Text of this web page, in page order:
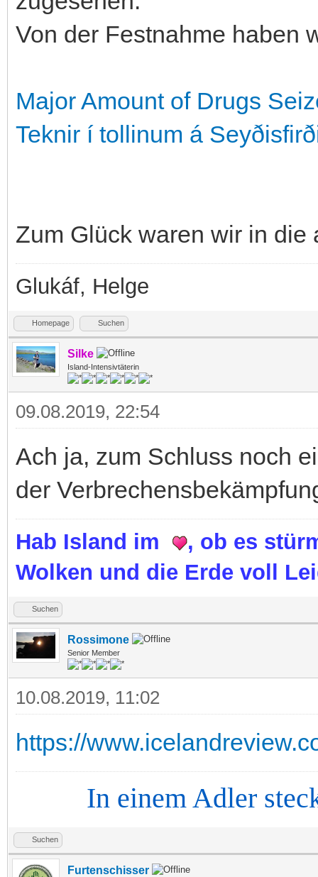
Von der Festnahme haben
Major Amount of Drugs
Tekn­ir í toll­in­um á
Zum Glück waren wir in
Glukáf, Helge
Homepage Suchen
Silke
Island-Intensivtäterin
09.08.2019, 22:54
Ach ja, zum Schluss noch
der
Hab Island im
, ob es
Wolken und die Erde voll
Suchen
Rossimone
Senior Member
10.08.2019, 11:02
https://
In einem Adler steckt
Suchen
Furtenschisser